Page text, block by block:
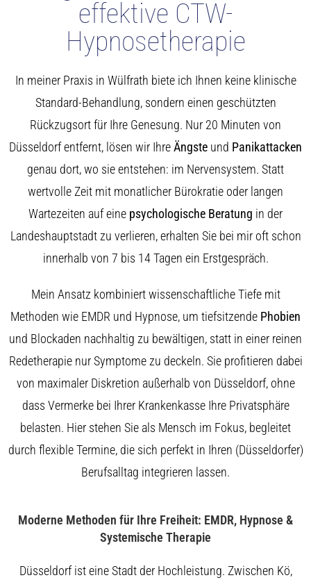
effektive CTW-
Hypnosetherapie
In meiner Praxis in Wülfrath biete ich Ihnen keine klinische
Standard-Behandlung, sondern einen geschützten
Rückzugsort für Ihre Genesung. Nur 20 Minuten von
Düsseldorf entfernt, lösen wir IhreÄngste und Panikattacken
genau dort, wo sie entstehen: im Nervensystem. Statt
wertvolle Zeit mit monatlicher Bürokratie oder langen
Wartezeiten auf eine psychologische Beratung in der
Landeshauptstadt zu verlieren, erhalten Sie bei mir oft schon
innerhalb von 7 bis 14 Tagen ein Erstgespräch.
Mein Ansatz kombiniert wissenschaftliche Tiefe mit
Methoden wie EMDR und Hypnose, um tiefsitzende Phobien
und Blockaden nachhaltig zu bewältigen, statt in einer reinen
Redetherapie nur Symptome zu deckeln. Sie profitieren dabei
von maximaler Diskretion außerhalb von Düsseldorf, ohne
dass Vermerke bei Ihrer Krankenkasse Ihre Privatsphäre
belasten. Hier stehen Sie als Mensch im Fokus, begleitet
durch flexible Termine, die sich perfekt in Ihren (Düsseldorfer)
Berufsalltag integrieren lassen.
Moderne Methoden für Ihre Freiheit: EMDR, Hypnose &
Systemische Therapie
Düsseldorf ist eine Stadt der Hochleistung. Zwischen Kö,